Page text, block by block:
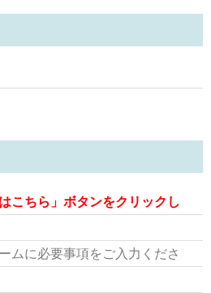
こちら」ボタンをクリックし
ムに必要事項をご入力くださ